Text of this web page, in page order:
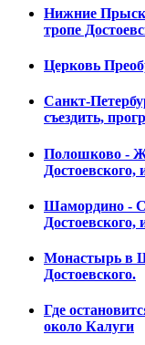
Нижние
тропе
Церковь
Санкт-
съездить,
Полошково -
Достоевского,
Шамордино -
Достоевского,
Монастырь в
Достоевского.
Где
около Калуги